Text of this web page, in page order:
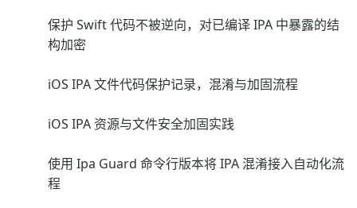
保护 Swift 代码不被逆向，对已编译 IPA 中暴露的结
构加密
iOS IPA 文件代码保护记录，混淆与加固流程
iOS IPA 资源与文件安全加固实践
使用 Ipa Guard 命令行版本将 IPA 混淆接入自动化流
程